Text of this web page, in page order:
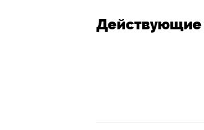
Действующие